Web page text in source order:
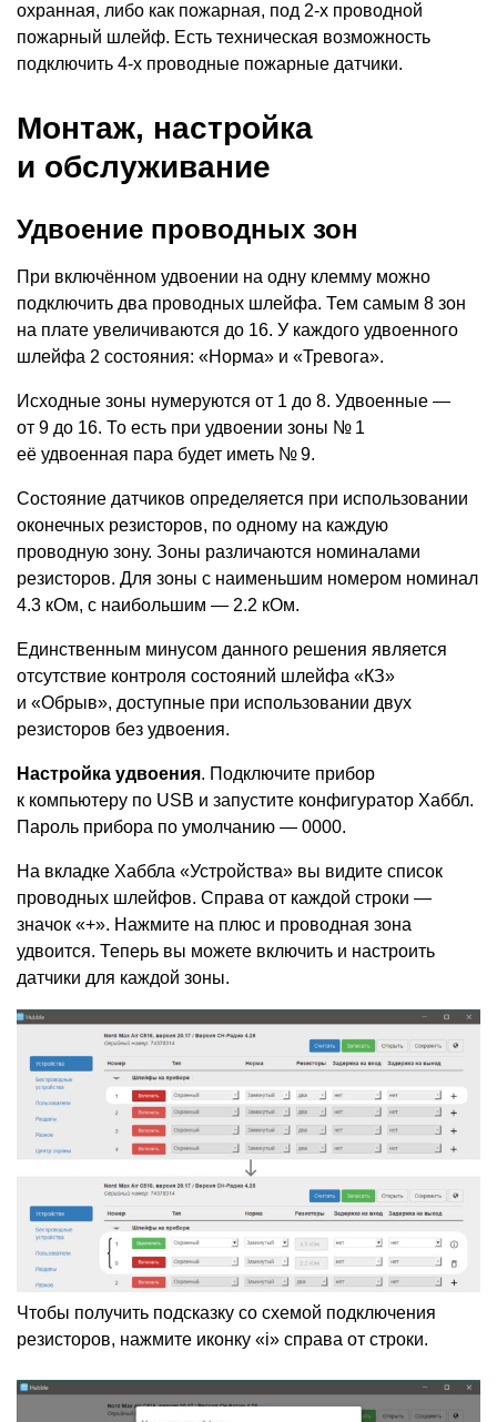
охранная, либо как пожарная, под 2-х проводной
пожарный шлейф. Есть техническая возможность
подключить 4-х проводные пожарные датчики.
Монтаж, настройка
и обслуживание
Удвоение проводных зон
При включённом удвоении на одну клемму можно
подключить два проводных шлейфа. Тем самым 8 зон
на плате увеличиваются до 16. У каждого удвоенного
шлейфа 2 состояния: «Норма» и «Тревога».
Исходные зоны нумеруются от 1 до 8. Удвоенные —
от 9 до 16. То есть при удвоении зоны № 1
её удвоенная пара будет иметь № 9.
Состояние датчиков определяется при использовании
оконечных резисторов, по одному на каждую
проводную зону. Зоны различаются номиналами
резисторов. Для зоны с наименьшим номером номинал
4.3 кОм, с наибольшим — 2.2 кОм.
Единственным минусом данного решения является
отсутствие контроля состояний шлейфа «КЗ»
и «Обрыв», доступные при использовании двух
резисторов без удвоения.
Настройка удвоения. Подключите прибор
к компьютеру по USB и запустите конфигуратор Хаббл.
Пароль прибора по умолчанию — 0000.
На вкладке Хаббла «Устройства» вы видите список
проводных шлейфов. Справа от каждой строки —
значок «+». Нажмите на плюс и проводная зона
удвоится. Теперь вы можете включить и настроить
датчики для каждой зоны.
Чтобы получить подсказку со схемой подключения
резисторов, нажмите иконку «i» справа от строки.